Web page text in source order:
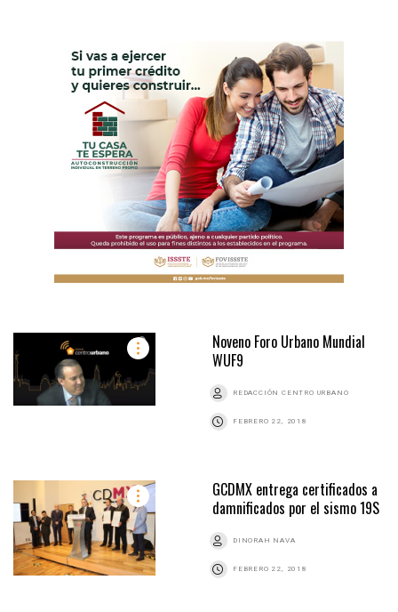
Noveno Foro Urbano Mundial
WUF9
REDACCIÓN CENTRO URBANO
FEBRERO 22, 2018
GCDMX entrega certificados a
damnificados por el sismo 19S
DINORAH NAVA
FEBRERO 22, 2018